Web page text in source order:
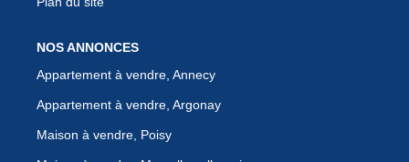
NOS ANNONCES
Appartement à vendre, Annecy
Appartement à vendre, Argonay
Maison à vendre, Poisy